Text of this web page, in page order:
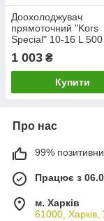
Доохолоджувач
прямоточний "Kors
Special" 10-16 L
діоптрик для
різьбленням ¼"
1 003 ₴
Купити
Про нас
99%
Працює з
м. Харків
61000, Харків,